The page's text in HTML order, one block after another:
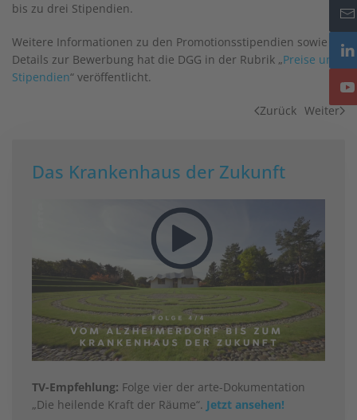
bis zu drei Stipendien.
Weitere Informationen zu den Promotionsstipendien sowie
Details zur Bewerbung hat die DGG in der Rubrik „Preise und
Stipendien“ veröffentlicht.
Zurück Weiter
Das Krankenhaus der Zukunft
TV-Empfehlung: Folge vier der arte-Dokumentation
„Die heilende Kraft der Räume“. Jetzt ansehen!